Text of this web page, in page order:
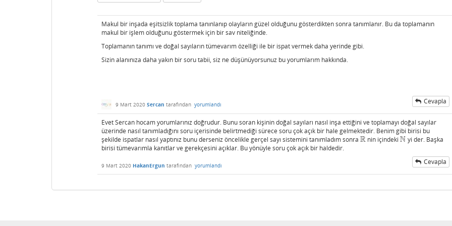
Makul bir inşada eşitsizlik toplama tanınlanıp olayların güzel olduğunu gösterdikten sonra tanımlanır. Bu da toplamanın
makul bir işlem olduğunu göstermek için bir sav niteliğinde.
Toplamanın tanımı ve doğal sayıların tümevarım özelliği ile bir ispat vermek daha yerinde gibi.
Sizin alanınıza daha yakın bir soru tabii, siz ne düşünüyorsunuz bu yorumlarım hakkında.
9 Mart 2020 Sercan tarafından yorumlandı Cevapla
Evet Sercan hocam yorumlarınız doğrudur. Bunu soran kişinin doğal sayıları nasıl inşa ettiğini ve toplamayı doğal sayılar
üzerinde nasıl tanımladığını soru içerisinde belirtmediği sürece soru çok açık bir hale gelmektedir. Benim gibi birisi bu
şekilde ispatlar nasıl yaptınız bunu derseniz öncelikle gerçel sayı sistemini tanımladım sonra R
R nin içindekiN
N yi der. Başka
birisi tümevarımla kanıtlar ve gerekçesini açıklar. Bu yönüyle soru çok açık bir haldedir.
9 Mart 2020 HakanErgun tarafından yorumlandı Cevapla